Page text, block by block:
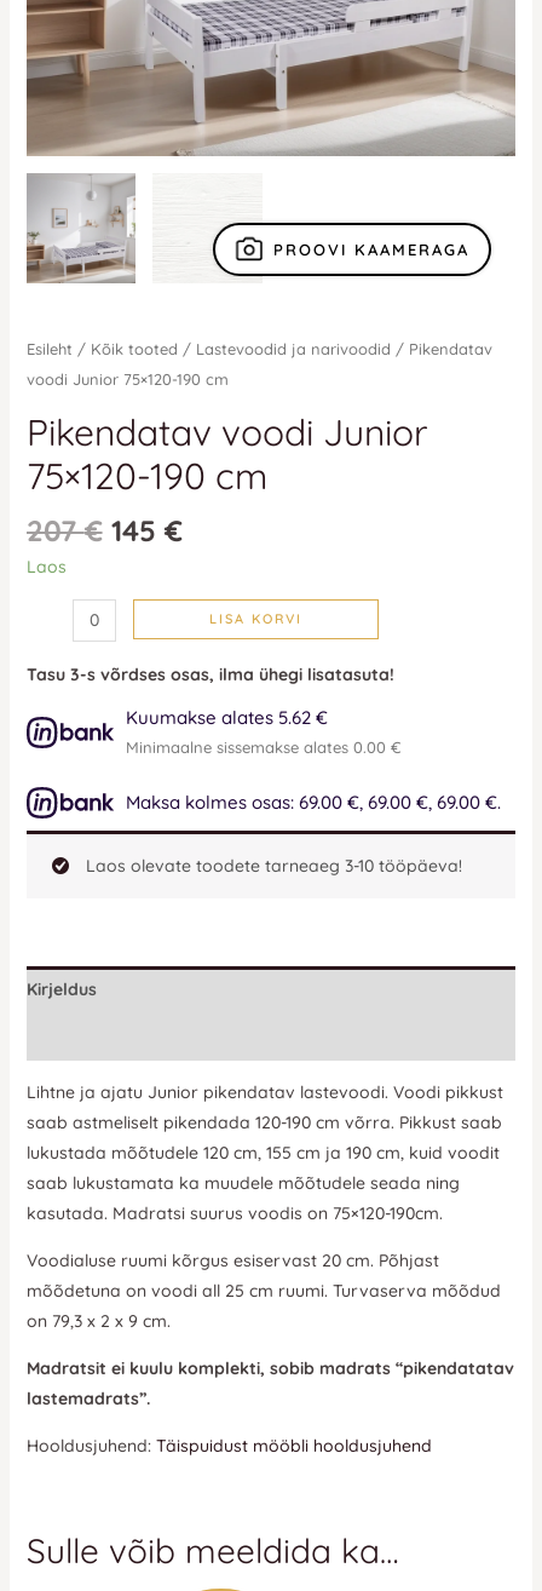
PROOVI KAAMERAGA
Esileht / Kõik tooted / Lastevoodid ja narivoodid / Pikendatav
voodi Junior 75×120-190 cm
Pikendatav voodi Junior
75×120-190 cm
207€ 145€
Laos
LISA KORVI
Tasu 3-s võrdses osas, ilma ühegi lisatasuta!
Kuumakse alates 5.62 €
Minimaalne sissemakse alates 0.00 €
Maksa kolmes osas: 69.00 €, 69.00 €, 69.00 €.
Laos olevate toodete tarneaeg 3-10 tööpäeva!
Kirjeldus
Lihtne ja ajatu Junior pikendatav lastevoodi. Voodi pikkust
saab astmeliselt pikendada 120-190 cm võrra. Pikkust saab
lukustada mõõtudele 120 cm, 155 cm ja 190 cm, kuid voodit
saab lukustamata ka muudele mõõtudele seada ning
kasutada. Madratsi suurus voodis on 75×120-190cm.
Voodialuse ruumi kõrgus esiservast 20 cm. Põhjast
mõõdetuna on voodi all 25 cm ruumi. Turvaserva mõõdud
on 79,3 x 2 x 9 cm.
Madratsit ei kuulu komplekti, sobib madrats “pikendatatav
lastemadrats”.
Hooldusjuhend: Täispuidust mööbli hooldusjuhend
Sulle võib meeldida ka…